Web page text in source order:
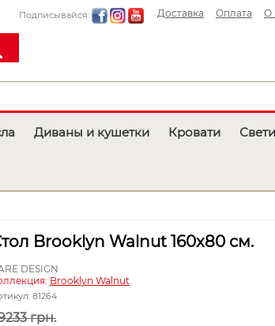
Подписывайся: Доставка Оплата О
Диваны и кушетки Кровати
Brooklyn Walnut 160x80 см.
DESIGN
Brooklyn Walnut
81264
грн.